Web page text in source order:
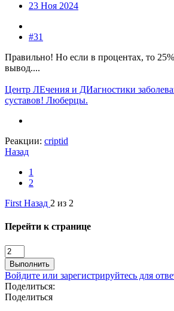
23 Ноя 2024
#31
Правильно! Но если в процентах, то
вывод....
Центр ЛЕчения и ДИагностики
суставов! Люберцы.
Реакции: criptid
Назад
1
2
First Назад 2 из 2
Перейти к странице
Выполнить
Войдите или зарегистрируйтесь для
Поделиться:
Поделиться